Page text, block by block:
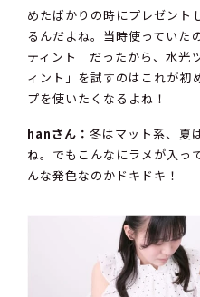
めたばかりの時にプレゼント
るんだよね。当時使っていた
ティント」だったから、水光
ィント」を試すのはこれが
プを使いたくなるよね！
hanさん：冬はマット系、夏
ね。でもこんなにラメが入っ
んな発色なのかドキドキ！